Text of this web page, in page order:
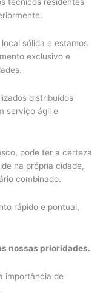
técnicos residentes
sólida e estamos
exclusivo e
distribuídos
serviço ágil e
pode ter a certeza
na própria cidade,
combinado.
rápido e pontual,
nossas prioridades.
importância de